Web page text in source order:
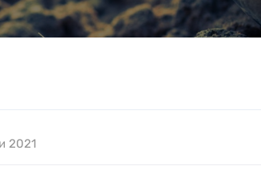
2021